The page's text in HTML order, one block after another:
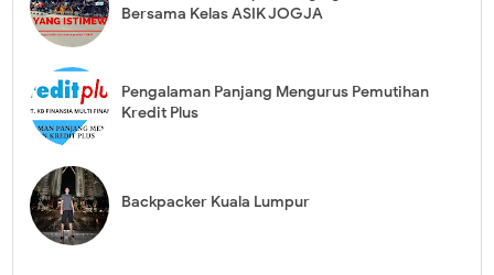
Bersama Kelas ASIK JOGJA
Pengalaman Panjang Mengurus Pemutihan
Kredit Plus
Backpacker Kuala Lumpur